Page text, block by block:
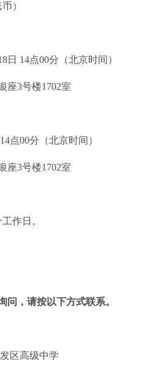
）
日 14点00分（北京时间）
座3号楼1702室
点00分（北京时间）
座3号楼1702室
作日。
问，请按以下方式联系。
区高级中学